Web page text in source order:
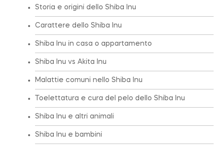
Storia e origini dello Shiba Inu
Carattere dello Shiba Inu
Shiba Inu in casa o appartamento
Shiba Inu vs Akita Inu
Malattie comuni nello Shiba Inu
Toelettatura e cura del pelo dello Shiba Inu
Shiba Inu e altri animali
Shiba Inu e bambini